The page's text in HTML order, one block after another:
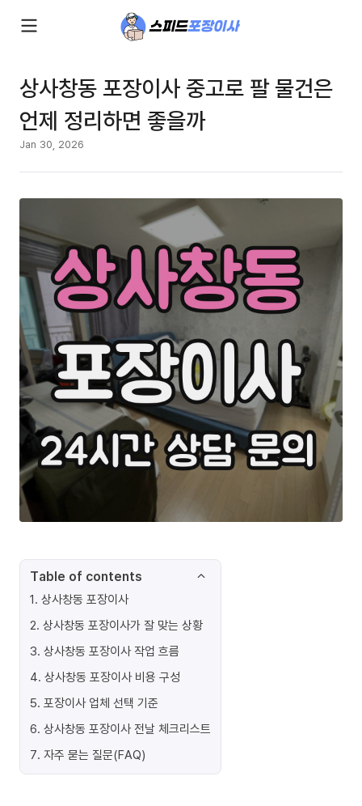
상사창동 포장이사 중고로 팔 물건은
언제 정리하면 좋을까
Jan 30, 2026
Table of contents
1. 상사창동 포장이사
2. 상사창동 포장이사가 잘 맞는 상황
3. 상사창동 포장이사 작업 흐름
4. 상사창동 포장이사 비용 구성
5. 포장이사 업체 선택 기준
6. 상사창동 포장이사 전날 체크리스트
7. 자주 묻는 질문(FAQ)